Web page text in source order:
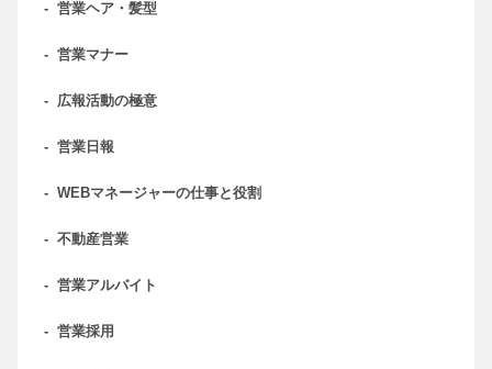
- 営業ヘア・髪型
- 営業マナー
- 広報活動の極意
- 営業日報
- WEBマネージャーの仕事と役割
- 不動産営業
- 営業アルバイト
- 営業採用